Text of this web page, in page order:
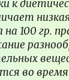
к
на 100 гр.
во время